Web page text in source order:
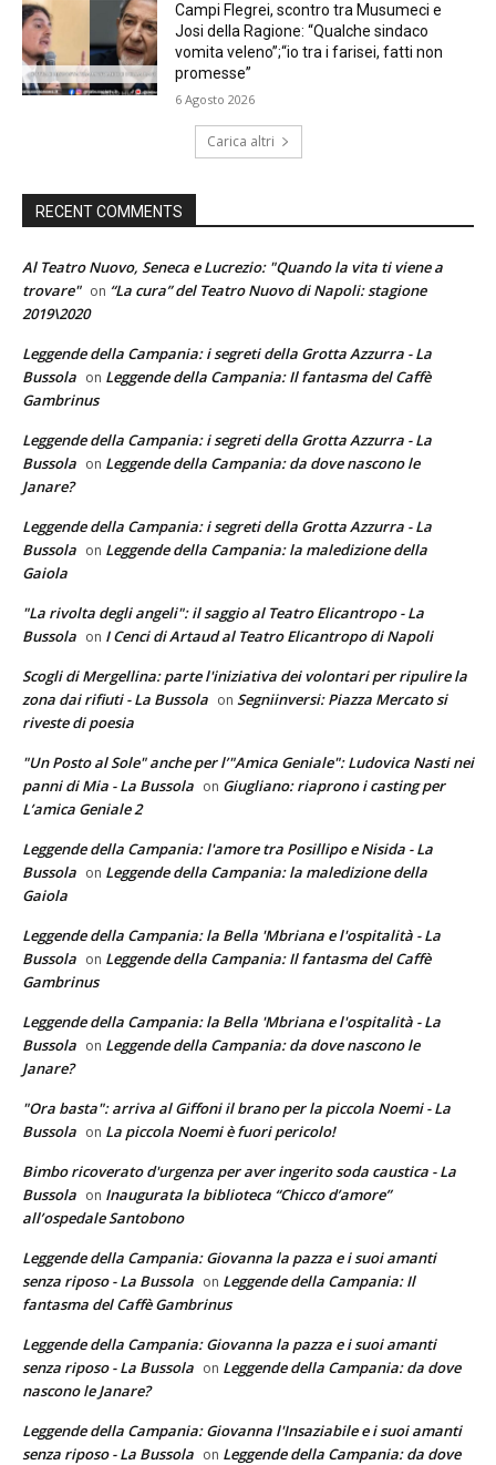
Campi Flegrei, scontro tra Musumeci e
Josi della Ragione: “Qualche sindaco
vomita veleno”;“io tra i farisei, fatti non
promesse”
6 Agosto 2026
Carica altri
RECENT COMMENTS
Al Teatro Nuovo, Seneca e Lucrezio: "Quando la vita ti viene a
trovare" on “La cura” del Teatro Nuovo di Napoli: stagione
2019\2020
Leggende della Campania: i segreti della Grotta Azzurra - La
Bussola on Leggende della Campania: Il fantasma del Caffè
Gambrinus
Leggende della Campania: i segreti della Grotta Azzurra - La
Bussola on Leggende della Campania: da dove nascono le
Janare?
Leggende della Campania: i segreti della Grotta Azzurra - La
Bussola on Leggende della Campania: la maledizione della
Gaiola
"La rivolta degli angeli": il saggio al Teatro Elicantropo - La
Bussola on I Cenci di Artaud al Teatro Elicantropo di Napoli
Scogli di Mergellina: parte l'iniziativa dei volontari per ripulire la
zona dai rifiuti - La Bussola on Segniinversi: Piazza Mercato si
riveste di poesia
"Un Posto al Sole" anche per l’"Amica Geniale": Ludovica Nasti nei
panni di Mia - La Bussola on Giugliano: riaprono i casting per
L’amica Geniale 2
Leggende della Campania: l'amore tra Posillipo e Nisida - La
Bussola on Leggende della Campania: la maledizione della
Gaiola
Leggende della Campania: la Bella 'Mbriana e l'ospitalità - La
Bussola on Leggende della Campania: Il fantasma del Caffè
Gambrinus
Leggende della Campania: la Bella 'Mbriana e l'ospitalità - La
Bussola on Leggende della Campania: da dove nascono le
Janare?
"Ora basta": arriva al Giffoni il brano per la piccola Noemi - La
Bussola on La piccola Noemi è fuori pericolo!
Bimbo ricoverato d'urgenza per aver ingerito soda caustica - La
Bussola on Inaugurata la biblioteca “Chicco d’amore”
all’ospedale Santobono
Leggende della Campania: Giovanna la pazza e i suoi amanti
senza riposo - La Bussola on Leggende della Campania: Il
fantasma del Caffè Gambrinus
Leggende della Campania: Giovanna la pazza e i suoi amanti
senza riposo - La Bussola on Leggende della Campania: da dove
nascono le Janare?
Leggende della Campania: Giovanna l'Insaziabile e i suoi amanti
senza riposo - La Bussola on Leggende della Campania: da dove